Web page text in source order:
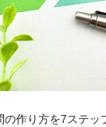
作り方を7ステッ